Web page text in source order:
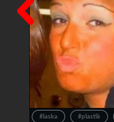
#laska #plastik